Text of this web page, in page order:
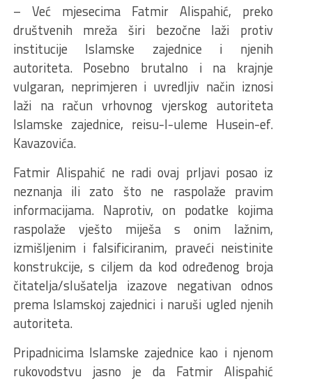
– Već mjesecima Fatmir Alispahić, preko
društvenih mreža širi bezočne laži protiv
institucije Islamske zajednice i njenih
autoriteta. Posebno brutalno i na krajnje
vulgaran, neprimjeren i uvredljiv način iznosi
laži na račun vrhovnog vjerskog autoriteta
Islamske zajednice, reisu-l-uleme Husein-ef.
Kavazovića.
Fatmir Alispahić ne radi ovaj prljavi posao iz
neznanja ili zato što ne raspolaže pravim
informacijama. Naprotiv, on podatke kojima
raspolaže vješto miješa s onim lažnim,
izmišljenim i falsificiranim, praveći neistinite
konstrukcije, s ciljem da kod određenog broja
čitatelja/slušatelja izazove negativan odnos
prema Islamskoj zajednici i naruši ugled njenih
autoriteta.
Pripadnicima Islamske zajednice kao i njenom
rukovodstvu jasno je da Fatmir Alispahić